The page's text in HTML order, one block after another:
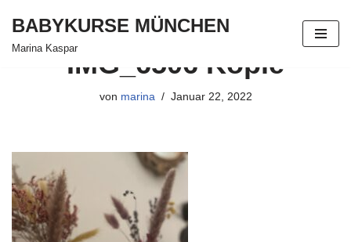
Zum
BABYKURSE MÜNCHEN
Marina KasparIMG_6506 Kopie
von marina Januar 22, 2022